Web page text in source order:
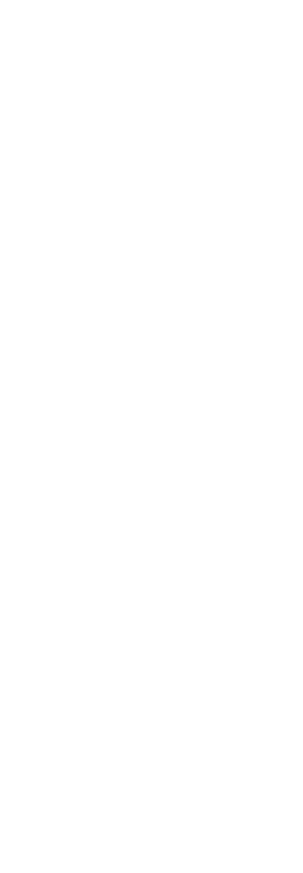
Vídeo | El
María Peláe en el
Sevilla: «Somos
cofrade que
ante ella no
La cantante malagueña
coral junto a Jedet, Falete,
Rosado en una Alameda
con un alegato contra el